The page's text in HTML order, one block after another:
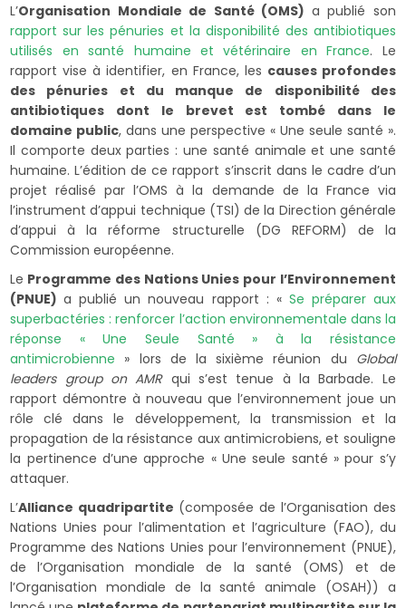
L’Organisation Mondiale de Santé (OMS) a publié son
rapport sur les pénuries et la disponibilité des antibiotiques
utilisés en santé humaine et vétérinaire en France. Le
rapport vise à identifier, en France, les causes profondes
des pénuries et du manque de disponibilité des
antibiotiques dont le brevet est tombé dans le
domaine public, dans une perspective « Une seule santé ».
Il comporte deux parties : une santé animale et une santé
humaine. L’édition de ce rapport s’inscrit dans le cadre d’un
projet réalisé par l’OMS à la demande de la France via
l’instrument d’appui technique (TSI) de la Direction générale
d’appui à la réforme structurelle (DG REFORM) de la
Commission européenne.
Le Programme des Nations Unies pour l’Environnement
(PNUE)a publié un nouveau rapport : « Se préparer aux
superbactéries : renforcer l’action environnementale dans la
réponse « Une Seule Santé » à la résistance
antimicrobienne » lors de la sixième réunion du Global
leaders group on AMRqui s’est tenue à la Barbade. Le
rapport démontre à nouveau que l’environnement joue un
rôle clé dans le développement, la transmission et la
propagation de la résistance aux antimicrobiens, et souligne
la pertinence d’une approche « Une seule santé » pour s’y
attaquer.
L’Alliance quadripartite (composée de l’Organisation des
Nations Unies pour l’alimentation et l’agriculture (FAO), du
Programme des Nations Unies pour l’environnement (PNUE),
de l’Organisation mondiale de la santé (OMS) et de
l’Organisation mondiale de la santé animale (OSAH)) a